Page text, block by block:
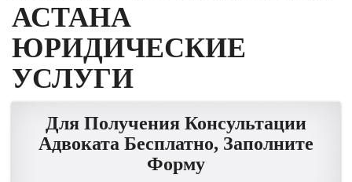
АСТАНА
ЮРИДИЧЕСКИЕ
УСЛУГИ
Для Получения Консультации
Адвоката Бесплатно, Заполните
Форму